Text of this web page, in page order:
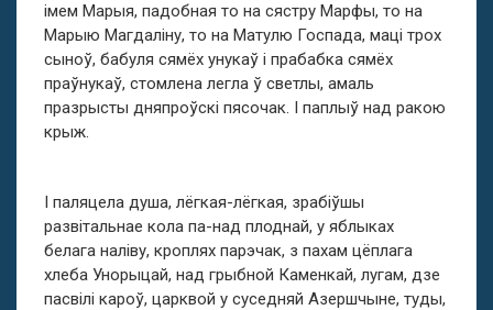
імем Марыя, падобная то на сястру Марфы, то на
Марыю Магдаліну, то на Матулю Госпада, маці трох
сыноў, бабуля сямёх унукаў і прабабка сямёх
праўнукаў, стомлена легла ў светлы, амаль
празрысты дняпроўскі пясочак. І паплыў над ракою
крыж.
І паляцела душа, лёгкая-лёгкая, зрабіўшы
развітальнае кола па-над плоднай, у яблыках
белага наліву, кроплях парэчак, з пахам цёплага
хлеба Унорыцай, над грыбной Каменкай, лугам, дзе
пасвілі кароў, царквой у суседняй Азершчыне, туды,